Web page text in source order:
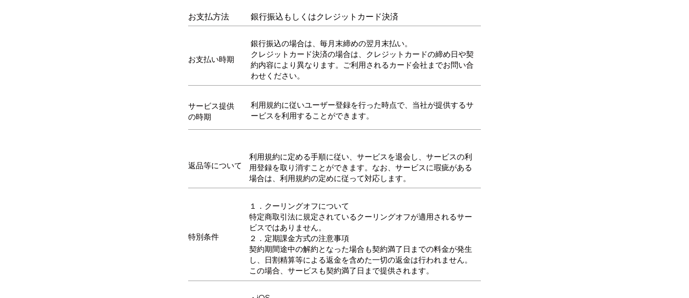
​お支払方法 銀行振込もしくはクレジットカード決済
お支払い時期
銀行振込の場合は、毎月末締めの翌月末払い。
クレジットカード決済の場合は、クレジットカードの締め日や契
約内容により異なります。ご利用されるカード会社までお問い合
わせください。
サービス提供
の時期
利用規約に従いユーザー登録を行った時点で、当社が提供するサ
ービスを利用することができます。
返品等について
利用規約に定める手順に従い、サービスを退会し、サービスの利
用登録を取り消すことができます。なお、サービスに瑕疵がある
場合は、利用規約の定めに従って対応します。
特別条件
１．クーリングオフについて
特定商取引法に規定されているクーリングオフが適用されるサー
ビスではありません。
２．定期課金方式の注意事項
契約期間途中の解約となった場合も契約満了日までの料金が発生
し、日割精算等による返金を含めた一切の返金は行われません。
この場合、サービスも契約満了日まで提供されます。